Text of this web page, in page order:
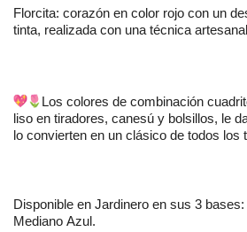
Florcita: corazón en color rojo con un
tinta, realizada con una técnica
Los colores de combinación
liso en tiradores, canesú y bolsillos, le
lo convierten en un clásico de todos los
Disponible en Jardinero en sus 3
Mediano Azul.